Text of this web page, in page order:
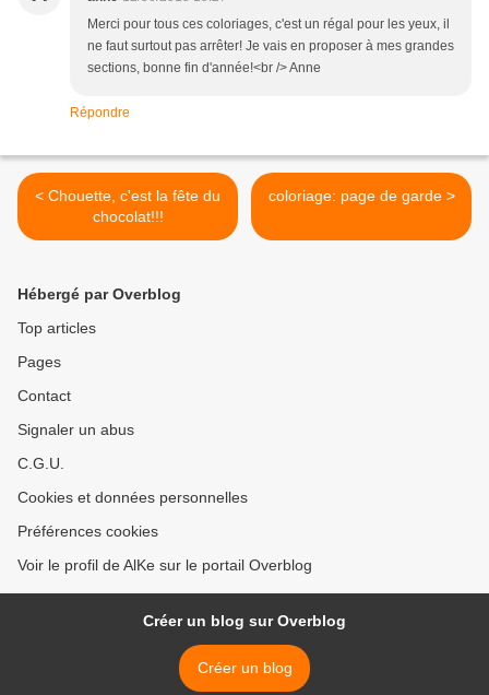
Merci pour tous ces coloriages, c'est un régal pour les yeux, il
ne faut surtout pas arrêter! Je vais en proposer à mes grandes
sections, bonne fin d'année!<br /> Anne
Répondre
< Chouette, c'est la fête du
chocolat!!!
coloriage: page de garde >
Hébergé par Overblog
Top articles
Pages
Contact
Signaler un abus
C.G.U.
Cookies et données personnelles
Préférences cookies
Voir le profil de AlKe sur le portail Overblog
Créer un blog sur Overblog
Créer un blog